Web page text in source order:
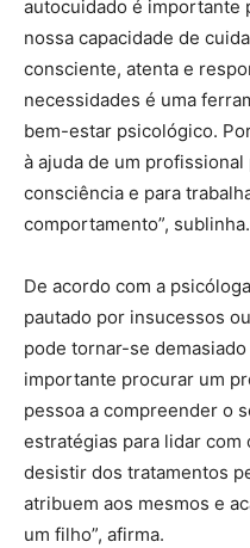
autocuidado é importante
nossa capacidade de
consciente, atenta e
necessidades é uma
bem-estar psicológico.
à ajuda de um profissional
consciência e para
comportamento”, sublinha.
De acordo com a
pautado por insucessos
pode tornar-se
importante procurar um
pessoa a compreender o
estratégias para lidar com
desistir dos tratamentos
atribuem aos mesmos e
um filho”, afirma.